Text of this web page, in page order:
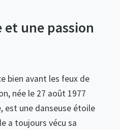
une passion
bien avant les feux de
née le 27 août 1977
est une danseuse étoile
a toujours vécu sa